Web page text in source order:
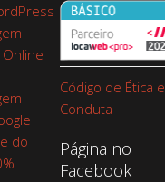
do
Código de Ética e
Conduta
Página no
Facebook